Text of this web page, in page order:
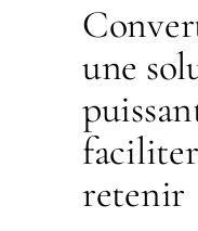
une
retenir